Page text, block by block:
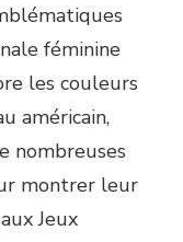
féminine
les couleurs
américain,
nombreuses
montrer leur
Jeux